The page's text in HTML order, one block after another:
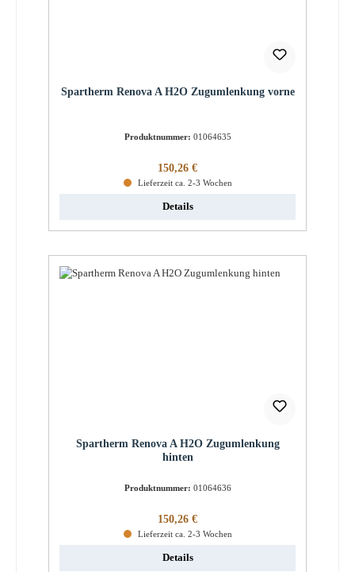
Spartherm Renova A H2O Zugumlenkung vorne
Produktnummer: 01064635
Regulärer Preis:
150,26 €
Lieferzeit ca. 2-3 Wochen
Details
Spartherm Renova A H2O Zugumlenkung
hinten
Produktnummer: 01064636
Regulärer Preis:
150,26 €
Lieferzeit ca. 2-3 Wochen
Details